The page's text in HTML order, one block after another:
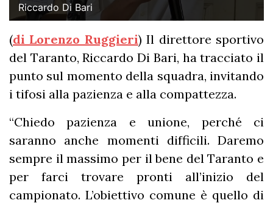
Riccardo Di Bari
(di Lorenzo Ruggieri) Il direttore sportivo
del Taranto, Riccardo Di Bari, ha tracciato il
punto sul momento della squadra, invitando
i tifosi alla pazienza e alla compattezza.
“Chiedo pazienza e unione, perché ci
saranno anche momenti difficili. Daremo
sempre il massimo per il bene del Taranto e
per farci trovare pronti all’inizio del
campionato. L’obiettivo comune è quello di